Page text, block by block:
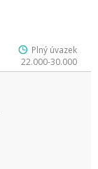
Plný úvazek
22.000-30.000